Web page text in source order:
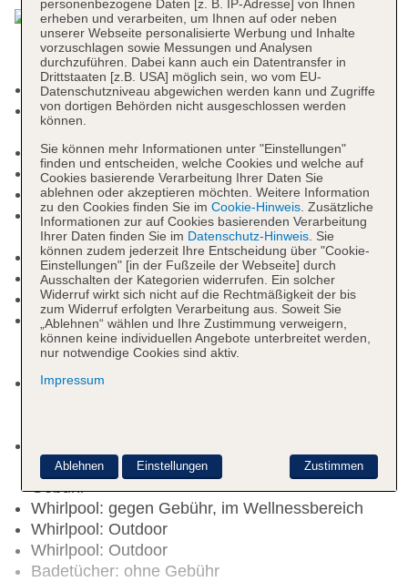
Mindestalter in der Unterkunft: 18 Jahre
Kurtaxe/Ökotaxe/Touristensteuer: ohne Gebühr,
Check-in Zeit ab 15:00 Uhr
Check-out Zeit bis 12:00 Uhr
Hoteleröffnung: 2015
Rezeption: täglich 24 Stunden, Sprachen:
englisch, spanisch, Geldwechsel möglich
Lift
Sonnenterrasse
Pools: 3
Infinitypool: Süßwasser, beheizbar: Dezember -
März, Liegen: ohne Gebühr, Sonnenschirme:
ohne Gebühr
Pool: Süßwasser, beheizbar: Dezember - März,
Liegen: ohne Gebühr, Sonnenschirme: ohne
Gebühr
Whirlpool: gegen Gebühr, im Wellnessbereich
Whirlpool: Outdoor
Whirlpool: Outdoor
Badetücher: ohne Gebühr
personenbezogene Daten [z. B. IP-Adresse] von Ihnen
erheben und verarbeiten, um Ihnen auf oder neben
unserer Webseite personalisierte Werbung und Inhalte
vorzuschlagen sowie Messungen und Analysen
durchzuführen. Dabei kann auch ein Datentransfer in
Drittstaaten [z.B. USA] möglich sein, wo vom EU-
Datenschutzniveau abgewichen werden kann und Zugriffe
von dortigen Behörden nicht ausgeschlossen werden
können.
Sie können mehr Informationen unter "Einstellungen"
finden und entscheiden, welche Cookies und welche auf
Cookies basierende Verarbeitung Ihrer Daten Sie
ablehnen oder akzeptieren möchten. Weitere Information
zu den Cookies finden Sie im Cookie-Hinweis. Zusätzliche
Informationen zur auf Cookies basierenden Verarbeitung
Ihrer Daten finden Sie im Datenschutz-Hinweis. Sie
können zudem jederzeit Ihre Entscheidung über "Cookie-
Einstellungen" [in der Fußzeile der Webseite] durch
Ausschalten der Kategorien widerrufen. Ein solcher
Widerruf wirkt sich nicht auf die Rechtmäßigkeit der bis
zum Widerruf erfolgten Verarbeitung aus. Soweit Sie
„Ablehnen“ wählen und Ihre Zustimmung verweigern,
können keine individuellen Angebote unterbreitet werden,
nur notwendige Cookies sind aktiv.
Impressum
Zustimmen
Ablehnen Einstellungen